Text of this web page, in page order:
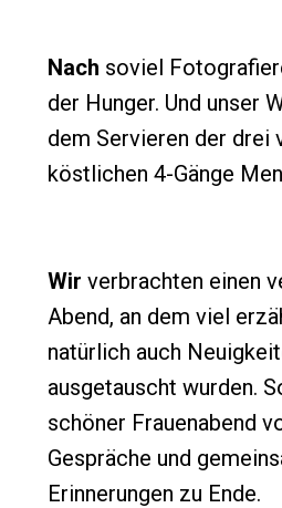
Nach soviel
der Hunger. Und unser
dem Servieren der drei
köstlichen 4-Gänge
Wir verbrachten einen
Abend, an dem viel
natürlich auch
ausgetauscht wurden.
schöner Frauenabend
Gespräche und
Erinnerungen zu Ende.